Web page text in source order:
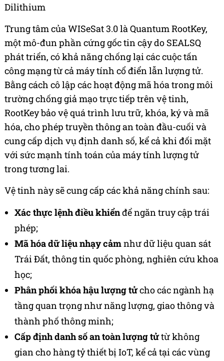
Dilithium
Trung tâm của WISeSat 3.0 là Quantum RootKey,
một mô-đun phần cứng gốc tin cậy do SEALSQ
phát triển, có khả năng chống lại các cuộc tấn
công mạng từ cả máy tính cổ điển lẫn lượng tử.
Bằng cách cô lập các hoạt động mã hóa trong môi
trường chống giả mạo trực tiếp trên vệ tinh,
RootKey bảo vệ quá trình lưu trữ, khóa, ký và mã
hóa, cho phép truyền thông an toàn đầu-cuối và
cung cấp dịch vụ định danh số, kể cả khi đối mặt
với sức mạnh tính toán của máy tính lượng tử
trong tương lai.
Vệ tinh này sẽ cung cấp các khả năng chính sau:
Xác thực lệnh điều khiểnđể ngăn truy cập trái
phép;
Mã hóa dữ liệu nhạy cảmnhư dữ liệu quan sát
Trái Đất, thông tin quốc phòng, nghiên cứu khoa
học;
Phân phối khóa hậu lượng tửcho các ngành hạ
tầng quan trọng như năng lượng, giao thông và
thành phố thông minh;
Cấp định danh số an toàn lượng tửtừ không
gian cho hàng tỷ thiết bị IoT, kể cả tại các vùng